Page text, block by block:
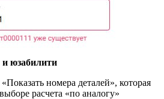
и юзабилити
номера деталей», которая
расчета «по аналогу»